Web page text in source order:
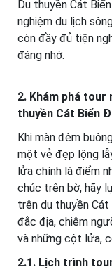
Du thuyền Cát
nghiệm du lịch
còn đầy đủ tiện
đáng nhớ.
2. Khám phá tour
thuyền Cát Biển
Khi màn đêm
một vẻ đẹp lộng
lửa chính là điểm
chúc trên bờ, hãy
trên du thuyền
đắc địa, chiêm
và những cột lửa,
2.1. Lịch trình